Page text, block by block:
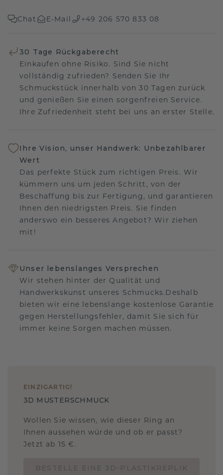
Chat E-Mail +49 206 570 833 08
30 Tage Rückgaberecht
Einkaufen ohne Risiko. Sind Sie nicht
vollständig zufrieden? Senden Sie Ihr
Schmuckstück innerhalb von 30 Tagen zurück
und genießen Sie einen sorgenfreien Service.
Ihre Zufriedenheit steht bei uns an erster Stelle.
Ihre Vision, unser Handwerk: Unbezahlbarer
Wert
Das perfekte Stück zum richtigen Preis. Wir
kümmern uns um jeden Schritt, von der
Beschaffung bis zur Fertigung, und garantieren
Ihnen den niedrigsten Preis. Sie finden
anderswo ein besseres Angebot? Wir ziehen
mit!
Unser lebenslanges Versprechen
Wir stehen hinter der Qualität und
Handwerkskunst unseres Schmucks.Deshalb
bieten wir eine lebenslange kostenlose Garantie
gegen Herstellungsfehler, damit Sie sich für
immer keine Sorgen machen müssen.
EINZIGARTIG !
3D MUSTERSCHMUCK
Wollen Sie wissen, wie dieser Ring an
Ihnen aussehen würde und ob er passt?
Jetzt ab 15 €.